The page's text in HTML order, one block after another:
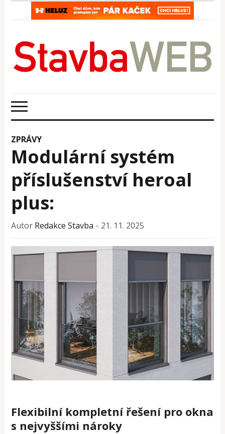
ZPRÁVY
Modulární systém
příslušenství heroal
plus:
Autor Redakce Stavba × 21. 11. 2025
Flexibilní kompletní řešení pro okna
s nejvyššími nároky